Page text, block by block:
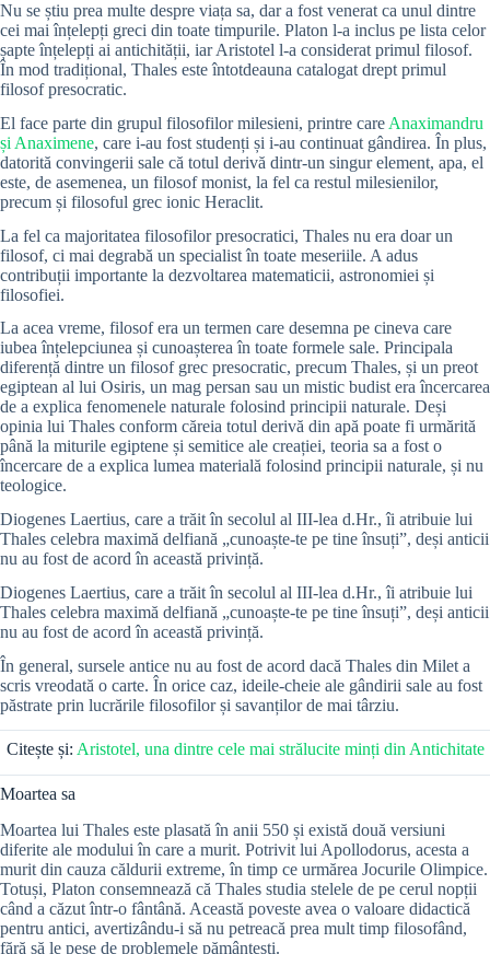
Nu se știu prea multe despre viața sa, dar a fost venerat ca unul dintre
cei mai înțelepți greci din toate timpurile. Platon l-a inclus pe lista celor
șapte înțelepți ai antichității, iar Aristotel l-a considerat primul filosof.
În mod tradițional, Thales este întotdeauna catalogat drept primul
filosof presocratic.
El face parte din grupul filosofilor milesieni, printre care Anaximandru
și Anaximene, care i-au fost studenți și i-au continuat gândirea. În plus,
datorită convingerii sale că totul derivă dintr-un singur element, apa, el
este, de asemenea, un filosof monist, la fel ca restul milesienilor,
precum și filosoful grec ionic Heraclit.
La fel ca majoritatea filosofilor presocratici, Thales nu era doar un
filosof, ci mai degrabă un specialist în toate meseriile. A adus
contribuții importante la dezvoltarea matematicii, astronomiei și
filosofiei.
La acea vreme, filosof era un termen care desemna pe cineva care
iubea înțelepciunea și cunoașterea în toate formele sale. Principala
diferență dintre un filosof grec presocratic, precum Thales, și un preot
egiptean al lui Osiris, un mag persan sau un mistic budist era încercarea
de a explica fenomenele naturale folosind principii naturale. Deși
opinia lui Thales conform căreia totul derivă din apă poate fi urmărită
până la miturile egiptene și semitice ale creației, teoria sa a fost o
încercare de a explica lumea materială folosind principii naturale, și nu
teologice.
Diogenes Laertius, care a trăit în secolul al III-lea d.Hr., îi atribuie lui
Thales celebra maximă delfiană „cunoaște-te pe tine însuți”, deși anticii
nu au fost de acord în această privință.
Diogenes Laertius, care a trăit în secolul al III-lea d.Hr., îi atribuie lui
Thales celebra maximă delfiană „cunoaște-te pe tine însuți”, deși anticii
nu au fost de acord în această privință.
În general, sursele antice nu au fost de acord dacă Thales din Milet a
scris vreodată o carte. În orice caz, ideile-cheie ale gândirii sale au fost
păstrate prin lucrările filosofilor și savanților de mai târziu.
Citește și: Aristotel, una dintre cele mai strălucite minți din Antichitate
Moartea sa
Moartea lui Thales este plasată în anii 550 și există două versiuni
diferite ale modului în care a murit. Potrivit lui Apollodorus, acesta a
murit din cauza căldurii extreme, în timp ce urmărea Jocurile Olimpice.
Totuși, Platon consemnează că Thales studia stelele de pe cerul nopții
când a căzut într-o fântână. Această poveste avea o valoare didactică
pentru antici, avertizându-i să nu petreacă prea mult timp filosofând,
fără să le pese de problemele pământești.